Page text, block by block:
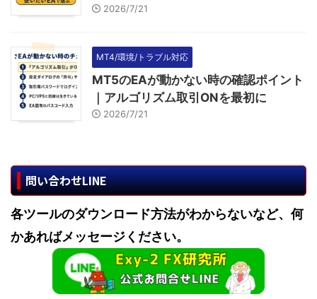
2026/7/21
MT4/環境/トラブル対応
MT5のEAが動かない時の確認ポイント
｜アルゴリズム取引ONを最初に
2026/7/21
問い合わせLINE
各ツールのダウンロード方法がわからないなど、何
かあればメッセージください。